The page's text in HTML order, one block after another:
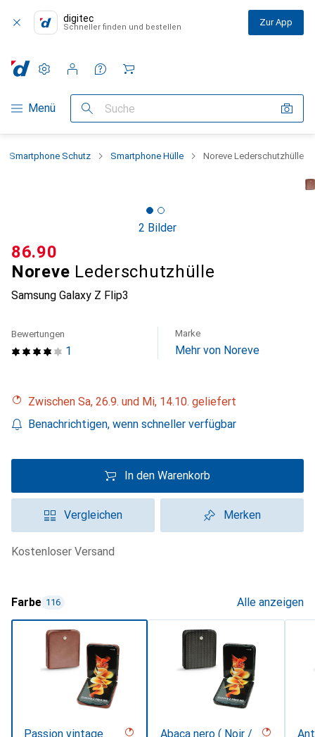
digitec
Schneller finden und bestellen Zur App
Navigation nach Kategorien
Menü Suche
Einstellungen
Kundenkonto
Vergleichslisten
Merklisten
Warenkorb
Smartphone Schutz Smartphone Hülle Noreve Lederschutzhülle
2 Bilder
Noreve Lederschutzhülle
Samsung Galaxy Z Flip3
CHF
86.90
1
Bewertungen Marke
Mehr von Noreve
Zwischen Sa, 26.9. und Mi, 14.10. geliefert
Benachrichtigen, wenn schneller verfügbar
In den Warenkorb
Vergleichen Merken
kostenloser Versand
Farbe 116 Alle anzeigen
Passion vintage
Abaca nero ( Noir /